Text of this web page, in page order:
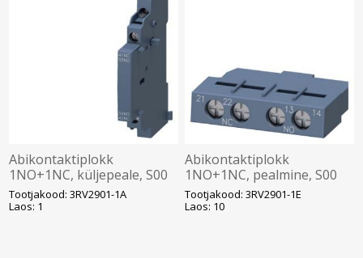
Abikontaktiplokk
1NO+1NC, küljepeale, S00
S0, seeria 3RV2, Siemens
Tootjakood: 3RV2901-1A
Laos: 1
Abikontaktiplokk
1NO+1NC, pealmine, S00
S0, seeria 3RV2, Siemens
Tootjakood: 3RV2901-1E
Laos: 10